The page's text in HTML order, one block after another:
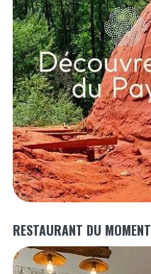
RESTAURANT DU MOMENT